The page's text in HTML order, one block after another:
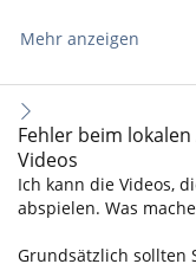
Mehr anzeigen
Fehler beim
Videos
Ich kann die Videos,
abspielen. Was
Grundsätzlich sollten